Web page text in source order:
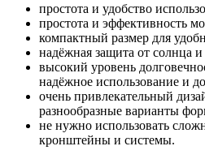
простота и удобство
простота и эффективность
компактный размер для
надёжная защита от солнца
высокий уровень
надёжное использование и
очень привлекательный
разнообразные варианты
не нужно использовать
кронштейны и системы.